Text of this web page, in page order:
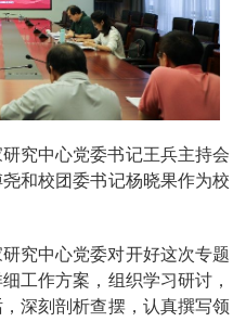
究中心党委书记王兵主持会
和校团委书记杨晓果作为校
究中心党委对开好这次专题
工作方案，组织学习研讨，
深刻剖析查摆，认真撰写领